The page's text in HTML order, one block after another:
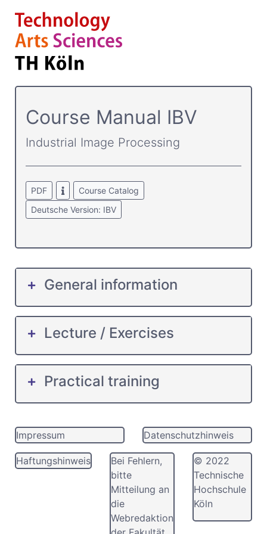
Course­ Manual IBV
Industrial Image Processing
PDF
Course Catalog
Deutsche Version: IBV
General information
Lecture / Exercises
Practical training
Impressum Datenschutzhinweis
Haftungshinweis
Bei Fehlern,
bitte
Mitteilung an
die
Webredaktion
© 2022
Technische
Hochschule
Köln